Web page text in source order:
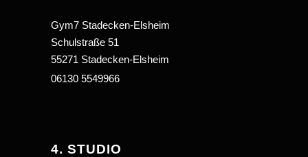
Gym7 Stadecken-Elsheim
Schulstraße 51
55271 Stadecken-Elsheim
06130 5549966
4. STUDIO